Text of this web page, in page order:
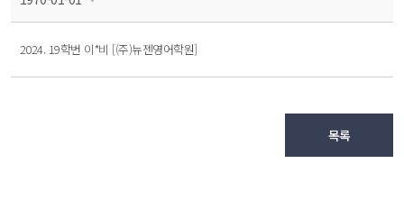
2024. 19학번 이*비 [(주)뉴젠영어학원]
목록